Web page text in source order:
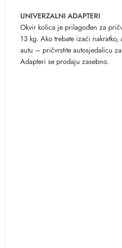
UNIVERZALNI ADAPTERI
Okvir kolica je prilagođen za
13 kg. Ako trebate izaći nakratko,
autu – pričvrstite autosjedalicu
Adapteri se prodaju zasebno.